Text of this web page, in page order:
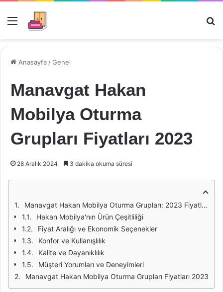
Menü
Anasayfa /Genel
Manavgat Hakan
Mobilya Oturma
Grupları Fiyatları 2023
28 Aralık 2024 3 dakika okuma süresi
Manavgat Hakan Mobilya Oturma Grupları: 2023 Fiyatları ve Seçenekleri
Hakan Mobilya'nın Ürün Çeşitliliği
Fiyat Aralığı ve Ekonomik Seçenekler
Konfor ve Kullanışlılık
Kalite ve Dayanıklılık
Müşteri Yorumları ve Deneyimleri
Manavgat Hakan Mobilya Oturma Grupları Fiyatları 2023